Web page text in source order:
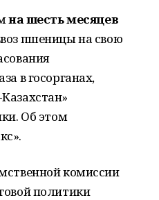
на шесть месяцев
пшеницы на свою
в госорганах,
Об этом
комиссии
политики